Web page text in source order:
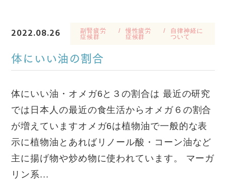
2022.08.26
副腎疲労
症候群
慢性疲労
症候群
自律神経に
ついて
体にいい油の割合
体にいい油・オメガ6と３の割合は 最近の研究
では日本人の最近の食生活からオメガ６の割合
が増えていますオメガ6は植物油で一般的な表
示に植物油とあればリノール酸・コーン油など
主に揚げ物や炒め物に使われています。 マーガ
リン系...